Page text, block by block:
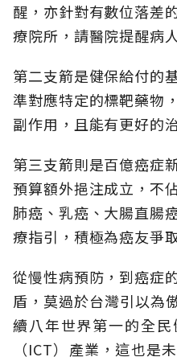
醒，亦針對有數位落差
療院所，請醫院提醒病
第二支箭是健保給付的
準對應特定的標靶藥物
副作用，且能有更好的
第三支箭則是百億癌症
預算額外挹注成立，不
肺癌、乳癌、大腸直腸
療指引，積極為癌友爭
從慢性病預防，到癌症
盾，莫過於台灣引以
續八年世界第一的全
（ICT）產業，這也是